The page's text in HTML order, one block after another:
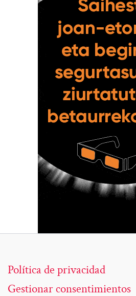
Política de privacidad
Gestionar consentimientos